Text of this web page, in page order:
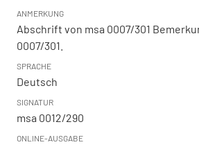
ANMERKUNG
Abschrift von msa 0007/301
0007/301.
SPRACHE
Deutsch
SIGNATUR
msa 0012/290
ONLINE-AUSGABE